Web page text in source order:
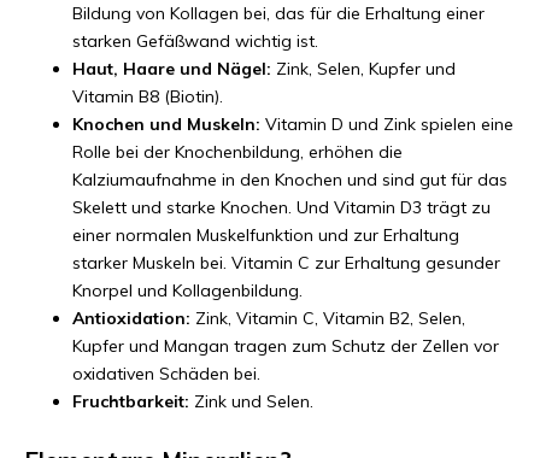
Bildung von Kollagen bei, das für die Erhaltung einer
starken Gefäßwand wichtig ist.
Haut, Haare und Nägel: Zink, Selen, Kupfer und
Vitamin B8 (Biotin).
Knochen und Muskeln: Vitamin D und Zink spielen eine
Rolle bei der Knochenbildung, erhöhen die
Kalziumaufnahme in den Knochen und sind gut für das
Skelett und starke Knochen. Und Vitamin D3 trägt zu
einer normalen Muskelfunktion und zur Erhaltung
starker Muskeln bei. Vitamin C zur Erhaltung gesunder
Knorpel und Kollagenbildung.
Antioxidation: Zink, Vitamin C, Vitamin B2, Selen,
Kupfer und Mangan tragen zum Schutz der Zellen vor
oxidativen Schäden bei.
Fruchtbarkeit: Zink und Selen.